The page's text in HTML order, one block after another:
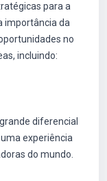
para a
importância da
no
incluindo:
diferencial
experiência
do mundo.